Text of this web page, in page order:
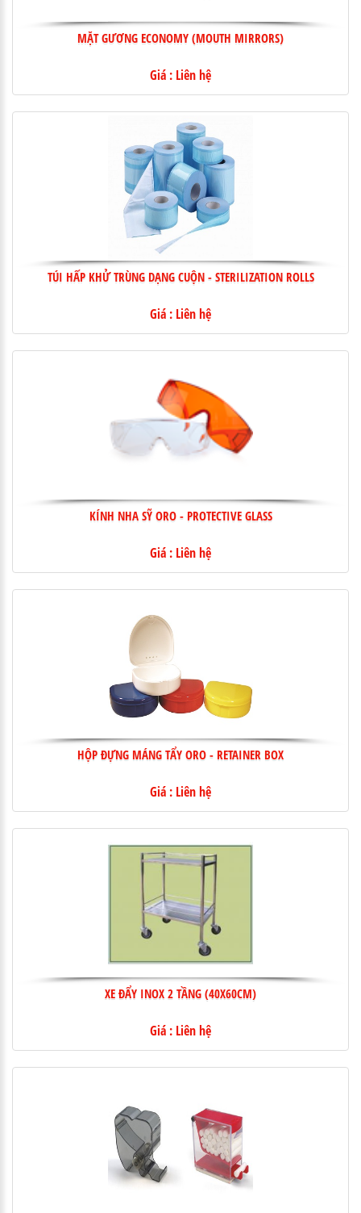
MẶT GƯƠNG ECONOMY (MOUTH MIRRORS)
Giá : Liên hệ
TÚI HẤP KHỬ TRÙNG DẠNG CUỘN - STERILIZATION ROLLS
Giá : Liên hệ
KÍNH NHA SỸ ORO - PROTECTIVE GLASS
Giá : Liên hệ
HỘP ĐỰNG MÁNG TẨY ORO - RETAINER BOX
Giá : Liên hệ
XE ĐẨY INOX 2 TẦNG (40X60CM)
Giá : Liên hệ